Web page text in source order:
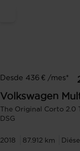
Desde 436 € /mes*
Volkswagen
The Original Corto 2.0
DSG
2018 87.912 km